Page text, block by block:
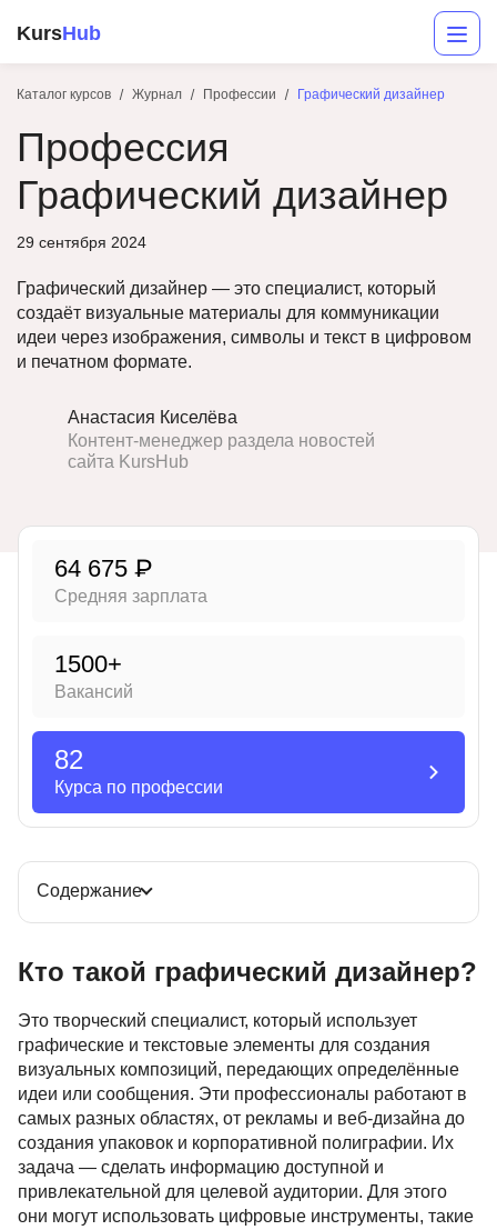
KursHub
Каталог курсов Журнал Профессии Графический дизайнер
Профессия
Графический дизайнер
29 сентября 2024
Графический дизайнер — это специалист, который
создаёт визуальные материалы для коммуникации
идеи через изображения, символы и текст в цифровом
и печатном формате.
Анастасия Киселёва
Контент-менеджер раздела новостей
сайта KursHub
64 675 ₽
Средняя зарплата
1500+
Вакансий
82
Курса по профессии
Содержание
Кто такой графический дизайнер?
Это творческий специалист, который использует
графические и текстовые элементы для создания
визуальных композиций, передающих определённые
идеи или сообщения. Эти профессионалы работают в
самых разных областях, от рекламы и веб-дизайна до
создания упаковок и корпоративной полиграфии. Их
задача — сделать информацию доступной и
привлекательной для целевой аудитории. Для этого
они могут использовать цифровые инструменты, такие
Разработка
Маркетинг
Аналитика
Иностранные языки
Soft Skills
Детям
Акции и промокоды
Рейтинг онлайн-школ